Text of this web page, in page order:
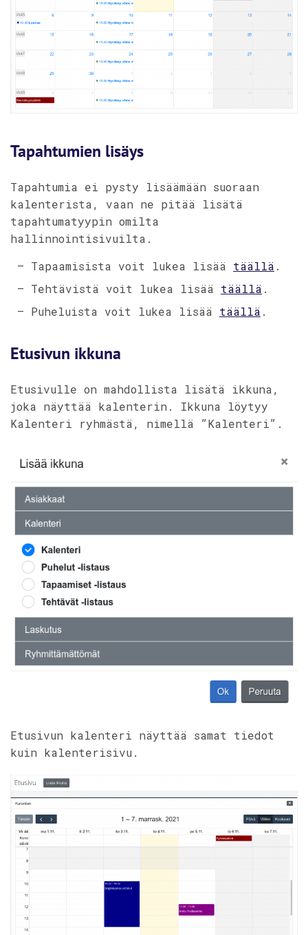
Tapahtumien lisäys
Tapahtumia ei pysty lisäämään suoraan
kalenterista, vaan ne pitää lisätä
tapahtumatyypin omilta
hallinnointisivuilta.
– Tapaamisista voit lukea lisää täällä .
– Tehtävistä voit lukea lisää täällä .
– Puheluista voit lukea lisää täällä .
Etusivun ikkuna
Etusivulle on mahdollista lisätä ikkuna,
joka näyttää kalenterin. Ikkuna löytyy
Kalenteri ryhmästä, nimellä ”Kalenteri”.
Etusivun kalenteri näyttää samat tiedot
kuin kalenterisivu.